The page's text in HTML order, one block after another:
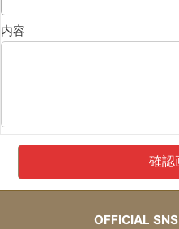
内容
OFFICIAL SNS